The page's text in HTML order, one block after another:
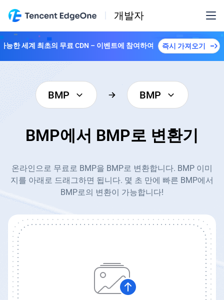
개발자
세계 최초의 무료 CDN – 이벤트에 참여하여 다양한 플랜을解锁하세
즉시 가져오기
BMP BMP
BMP에서 BMP로 변환기
온라인으로 무료로 BMP을 BMP로 변환합니다. BMP 이미
지를 아래로 드래그하면 됩니다. 몇 초 만에 빠른 BMP에서
BMP로의 변환이 가능합니다!